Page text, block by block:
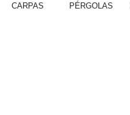
CARPAS PÉRGOLAS